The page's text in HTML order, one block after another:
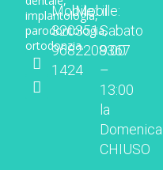
implantologia,
parodontologia,
ortodonzia.
Mobile:
320
968
1424
Mobile:
351
2208367
il
Sabato
9:00
–
13:00
la
Domenica
CHIUSO